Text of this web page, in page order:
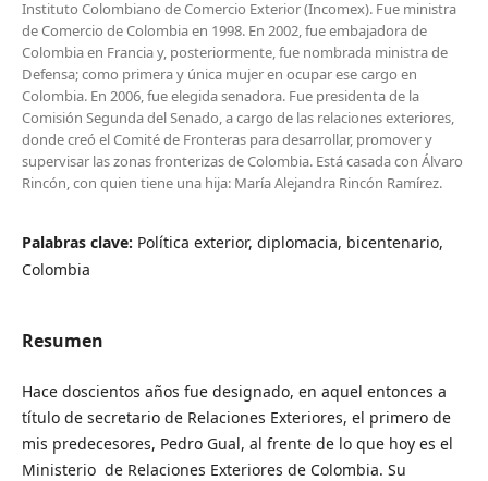
Instituto Colombiano de Comercio Exterior (Incomex). Fue ministra
de Comercio de Colombia en 1998. En 2002, fue embajadora de
Colombia en Francia y, posteriormente, fue nombrada ministra de
Defensa; como primera y única mujer en ocupar ese cargo en
Colombia. En 2006, fue elegida senadora. Fue presidenta de la
Comisión Segunda del Senado, a cargo de las relaciones exteriores,
donde creó el Comité de Fronteras para desarrollar, promover y
supervisar las zonas fronterizas de Colombia. Está casada con Álvaro
Rincón, con quien tiene una hija: María Alejandra Rincón Ramírez.
Palabras clave: Política exterior, diplomacia, bicentenario,
Colombia
Resumen
Hace doscientos años fue designado, en aquel entonces a
título de secretario de Relaciones Exteriores, el primero de
mis predecesores, Pedro Gual, al frente de lo que hoy es el
Ministerio de Relaciones Exteriores de Colombia. Su